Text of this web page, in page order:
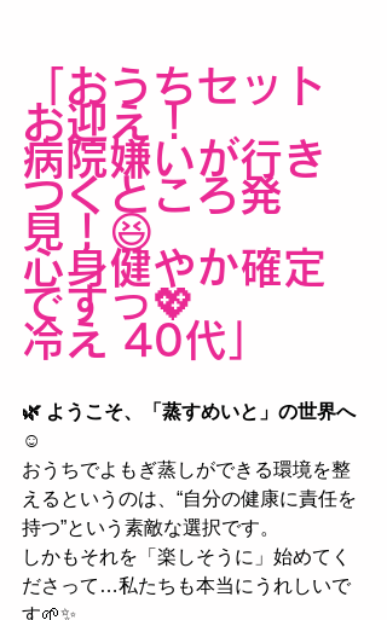
「おうちセット
お迎え！
病院嫌いが行き
つくところ発
見！😆
心身健やか確定
ですっ💖
冷え 40代」
🌿 ようこそ、「蒸すめいと」の世界へ
☺️
おうちでよもぎ蒸しができる環境を整
えるというのは、“自分の健康に責任を
持つ”という素敵な選択です。
しかもそれを「楽しそうに」始めてく
ださって…私たちも本当にうれしいで
す🌱✨